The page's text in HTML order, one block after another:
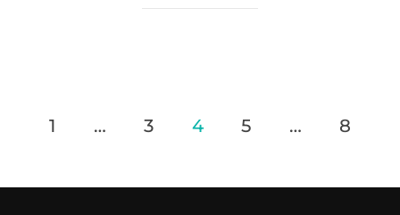
Paginación
1 … 3 4 5 … 8